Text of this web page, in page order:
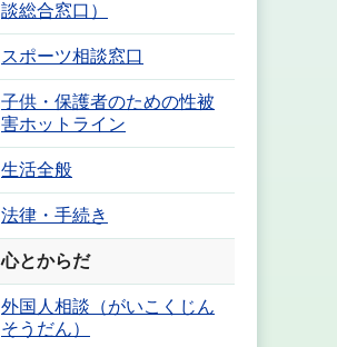
談総合窓口）
スポーツ相談窓口
子供・保護者のための性被
害ホットライン
生活全般
法律・手続き
心とからだ
外国人相談（がいこくじん
そうだん）